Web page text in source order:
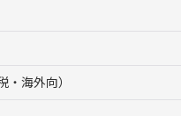
・海外向）